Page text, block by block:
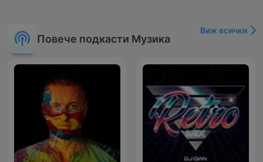
Повече подкасти Музика
Виж всички